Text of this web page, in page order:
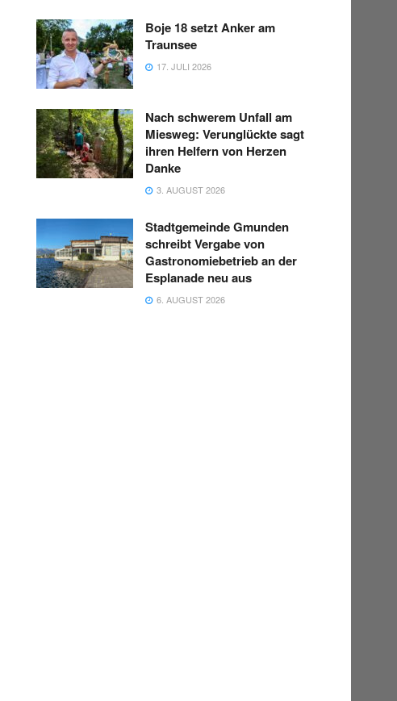
Boje 18 setzt Anker am
Traunsee
17. JULI 2026
Nach schwerem Unfall am
Miesweg: Verunglückte sagt
ihren Helfern von Herzen
Danke
3. AUGUST 2026
Stadtgemeinde Gmunden
schreibt Vergabe von
Gastronomiebetrieb an der
Esplanade neu aus
6. AUGUST 2026